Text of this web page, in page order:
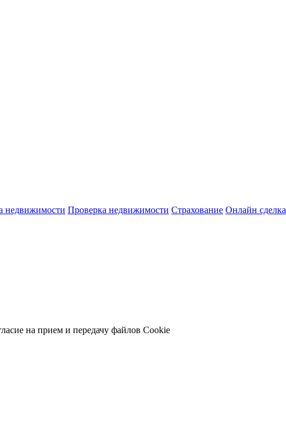
недвижимости Проверка недвижимости Страхование Онлайн сделка
на прием и передачу файлов Cookie